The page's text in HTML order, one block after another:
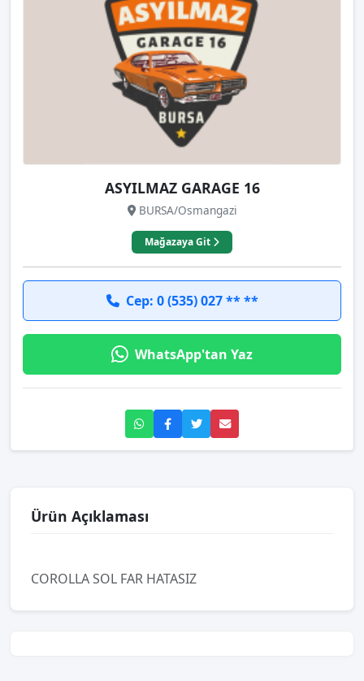
ASYILMAZ GARAGE 16
BURSA/Osmangazi
Mağazaya Git
Cep: 0 (535) 027 ** **
WhatsApp'tan Yaz
Ürün Açıklaması
COROLLA SOL FAR HATASIZ